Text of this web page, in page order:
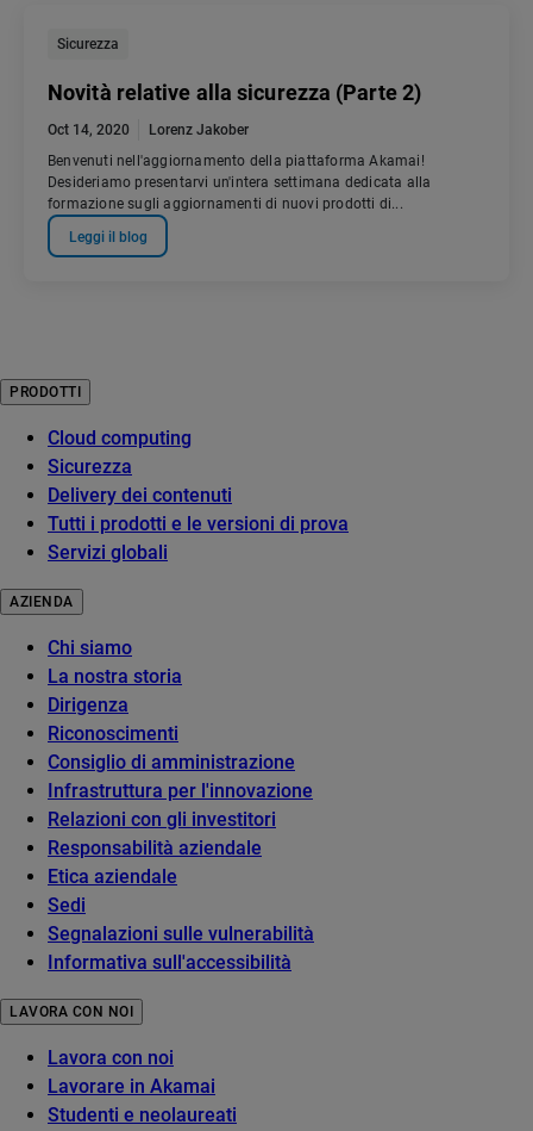
Sicurezza
Novità relative alla sicurezza (Parte 2)
Oct 14, 2020
Lorenz Jakober
Benvenuti nell'aggiornamento della piattaforma Akamai!
Desideriamo presentarvi un'intera settimana dedicata alla
formazione sugli aggiornamenti di nuovi prodotti di...
Leggi il blog
PRODOTTI
Cloud computing
Sicurezza
Delivery dei contenuti
Tutti i prodotti e le versioni di prova
Servizi globali
AZIENDA
Chi siamo
La nostra storia
Dirigenza
Riconoscimenti
Consiglio di amministrazione
Infrastruttura per l'innovazione
Relazioni con gli investitori
Responsabilità aziendale
Etica aziendale
Sedi
Segnalazioni sulle vulnerabilità
Informativa sull'accessibilità
LAVORA CON NOI
Lavora con noi
Lavorare in Akamai
Studenti e neolaureati